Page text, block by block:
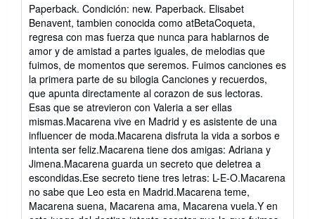
vendedor:
5
de
5
estrellas
Paperback. Condición: new. Paperback. Elisabet
Benavent, tambien conocida como atBetaCoqueta,
regresa con mas fuerza que nunca para hablarnos de
amor y de amistad a partes iguales, de melodias que
fuimos, de momentos que seremos. Fuimos canciones es
la primera parte de su bilogia Canciones y recuerdos,
que apunta directamente al corazon de sus lectoras.
Esas que se atrevieron con Valeria a ser ellas
mismas.Macarena vive en Madrid y es asistente de una
influencer de moda.Macarena disfruta la vida a sorbos e
intenta ser feliz.Macarena tiene dos amigas: Adriana y
Jimena.Macarena guarda un secreto que deletrea a
escondidas.Ese secreto tiene tres letras: L-E-O.Macarena
no sabe que Leo esta en Madrid.Macarena teme,
Macarena suena, Macarena ama, Macarena vuela.Y en